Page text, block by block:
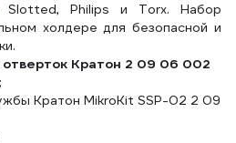
Slotted, Philips и Torx. Набор
холдере для безопасной и
Кратон 2 09 06 002
Кратон MikroKit SSP-02 2 09